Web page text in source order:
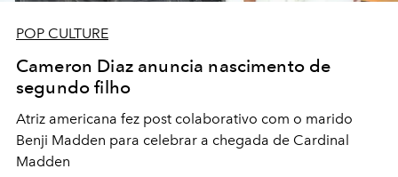
POP CULTURE
Cameron Diaz anuncia nascimento de
segundo filho
Atriz americana fez post colaborativo com o marido
Benji Madden para celebrar a chegada de Cardinal
Madden